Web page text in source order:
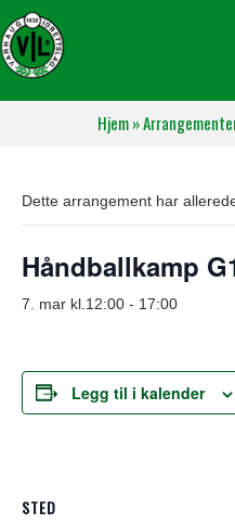
Hjem»
Dette arrangement har
Håndballkamp
7. mar kl.12:00 - 17:00
Legg til i kalender
STED